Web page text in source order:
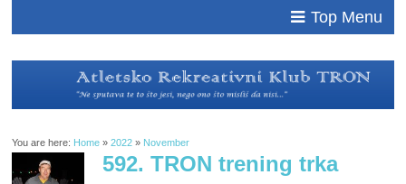
Top Menu
You are here: Home »2022 » November
592. TRON trening trka